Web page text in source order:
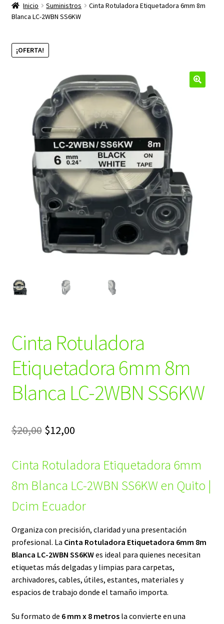
hijo
productos
Inicio Suministros
Cinta Rotuladora Etiquetadora 6mm 8m
Blanca LC-2WBN SS6KW
¡OFERTA!
Cinta Rotuladora
Etiquetadora 6mm 8m
Blanca LC-2WBN SS6KW
$20,00 El
original
era:
$20,00.
$12,00El
actual
es:
$12,00.
Cinta Rotuladora Etiquetadora 6mm
8m Blanca LC-2WBN SS6KW en Quito |
Dcim Ecuador
Organiza con precisión, claridad y una presentación
profesional. La Cinta Rotuladora Etiquetadora 6mm 8m
Blanca LC-2WBN SS6KWes ideal para quienes necesitan
etiquetas más delgadas y limpias para carpetas,
archivadores, cables, útiles, estantes, materiales y
espacios de trabajo donde el tamaño importa.
Su formato de 6 mm x 8 metrosla convierte en una